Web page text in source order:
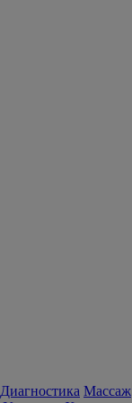
Диагностика Массаж